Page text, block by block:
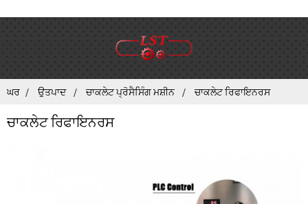
ਘਰ ਉਤਪਾਦ ਚਾਕਲੇਟ ਪ੍ਰੋਸੈਸਿੰਗ ਮਸ਼ੀਨ ਚਾਕਲੇਟ ਰਿਫਾਇਨਰਸ
ਚਾਕਲੇਟ ਰਿਫਾਇਨਰਸ